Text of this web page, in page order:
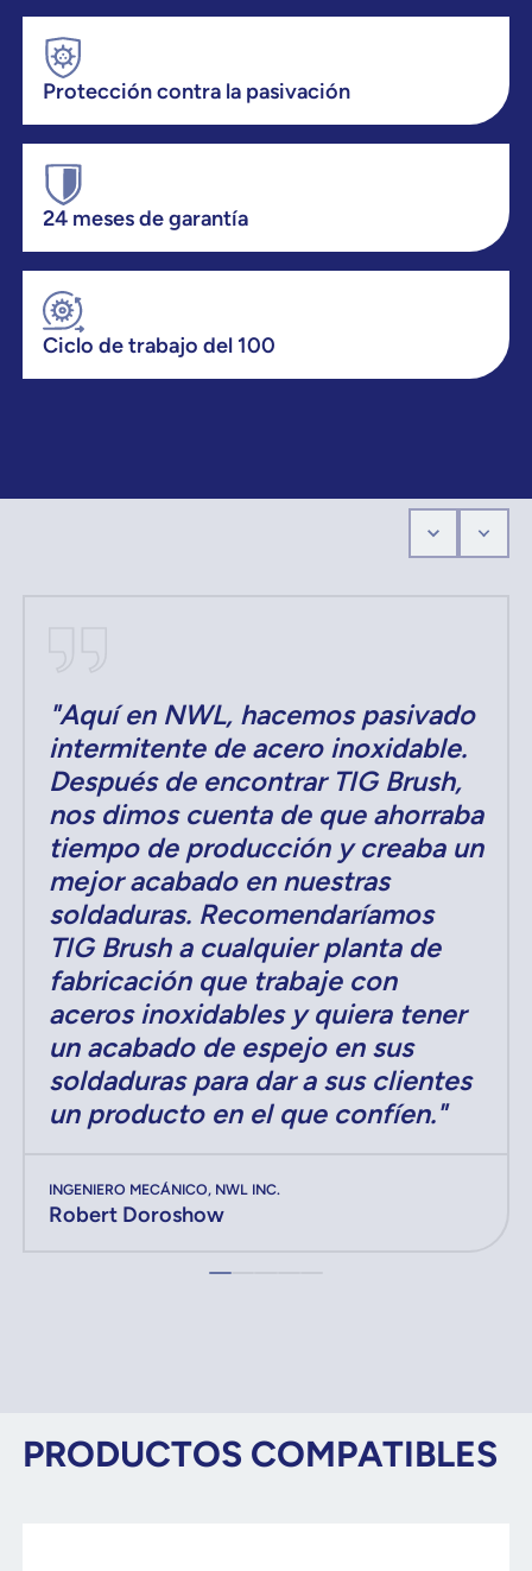
Protección contra la pasivación
24 meses de garantía
Ciclo de trabajo del 100
"Aquí en NWL, hacemos pasivado
intermitente de acero inoxidable.
Después de encontrar TIG Brush,
nos dimos cuenta de que ahorraba
tiempo de producción y creaba un
mejor acabado en nuestras
soldaduras. Recomendaríamos
TIG Brush a cualquier planta de
fabricación que trabaje con
aceros inoxidables y quiera tener
un acabado de espejo en sus
soldaduras para dar a sus clientes
un producto en el que confíen."
INGENIERO MECÁNICO, NWL INC.
Robert Doroshow
PRODUCTOS COMPATIBLES